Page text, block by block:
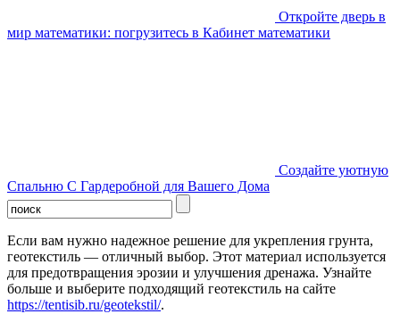
Откройте дверь в
мир математики: погрузитесь в Кабинет математики
Создайте уютную
Спальню С Гардеробной для Вашего Дома
Если вам нужно надежное решение для укрепления грунта,
геотекстиль — отличный выбор. Этот материал используется
для предотвращения эрозии и улучшения дренажа. Узнайте
больше и выберите подходящий геотекстиль на сайте
https://tentisib.ru/geotekstil/.